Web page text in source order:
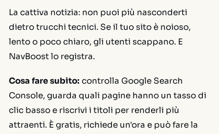
La cattiva notizia: non puoi più nasconderti
dietro trucchi tecnici. Se il tuo sito è noioso,
lento o poco chiaro, gli utenti scappano. E
NavBoost lo registra.
Cosa fare subito: controlla Google Search
Console, guarda quali pagine hanno un tasso di
clic basso e riscrivi i titoli per renderli più
attraenti. È gratis, richiede un'ora e può fare la